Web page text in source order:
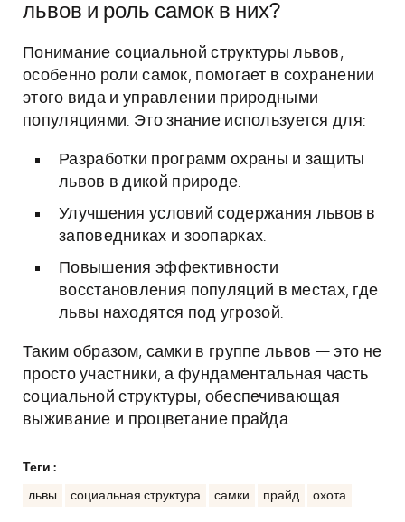
львов и роль самок в них?
Понимание социальной структуры львов,
особенно роли самок, помогает в сохранении
этого вида и управлении природными
популяциями. Это знание используется для:
Разработки программ охраны и защиты
львов в дикой природе.
Улучшения условий содержания львов в
заповедниках и зоопарках.
Повышения эффективности
восстановления популяций в местах, где
львы находятся под угрозой.
Таким образом, самки в группе львов — это не
просто участники, а фундаментальная часть
социальной структуры, обеспечивающая
выживание и процветание прайда.
Теги :
львы социальная структура самки прайд охота